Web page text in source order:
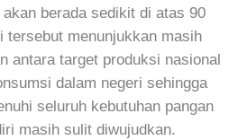
akan berada sedikit di atas 90
tersebut menunjukkan masih
antara target produksi nasional
dalam negeri sehingga
seluruh kebutuhan pangan
masih sulit diwujudkan.